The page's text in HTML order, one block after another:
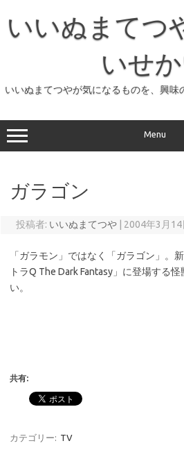
プ
いいぬまてつ
いせ
いいぬまてつやが気になるものを、興味
Menu
ガラゴン
投稿者: いいぬまてつや 2004年3月14
「ガラモン」ではなく「ガラゴン」。
トラQ The Dark Fantasy」に登場する怪
い。
共有:
カテゴリー: TV